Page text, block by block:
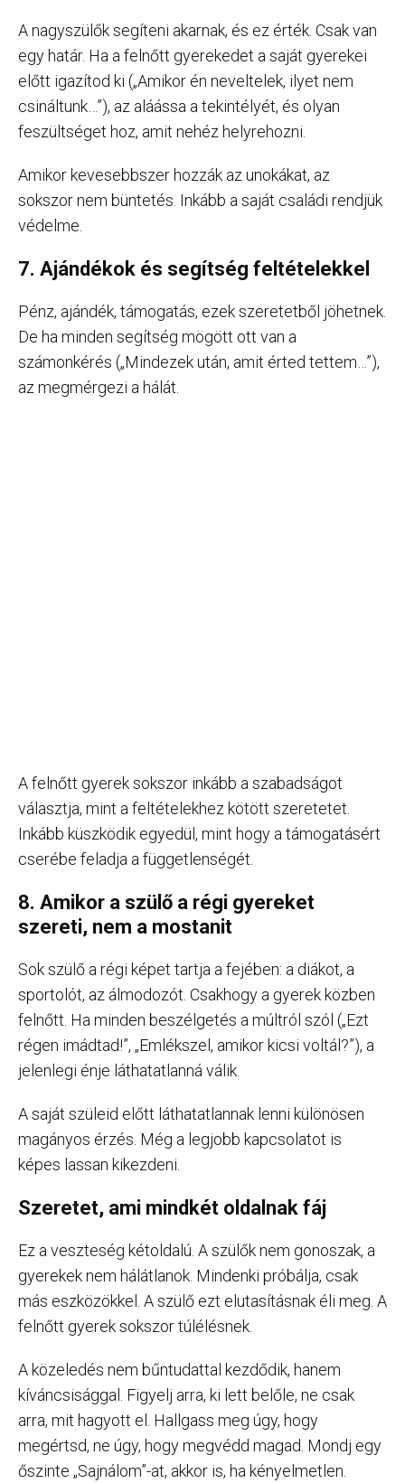
A nagyszülők segíteni akarnak, és ez érték. Csak van
egy határ. Ha a felnőtt gyerekedet a saját gyerekei
előtt igazítod ki („Amikor én neveltelek, ilyet nem
csináltunk…”), az aláássa a tekintélyét, és olyan
feszültséget hoz, amit nehéz helyrehozni.
Amikor kevesebbszer hozzák az unokákat, az
sokszor nem büntetés. Inkább a saját családi rendjük
védelme.
7. Ajándékok és segítség feltételekkel
Pénz, ajándék, támogatás, ezek szeretetből jöhetnek.
De ha minden segítség mögött ott van a
számonkérés („Mindezek után, amit érted tettem…”),
az megmérgezi a hálát.
A felnőtt gyerek sokszor inkább a szabadságot
választja, mint a feltételekhez kötött szeretetet.
Inkább küszködik egyedül, mint hogy a támogatásért
cserébe feladja a függetlenségét.
8. Amikor a szülő a régi gyereket
szereti, nem a mostanit
Sok szülő a régi képet tartja a fejében: a diákot, a
sportolót, az álmodozót. Csakhogy a gyerek közben
felnőtt. Ha minden beszélgetés a múltról szól („Ezt
régen imádtad!”, „Emlékszel, amikor kicsi voltál?”), a
jelenlegi énje láthatatlanná válik.
A saját szüleid előtt láthatatlannak lenni különösen
magányos érzés. Még a legjobb kapcsolatot is
képes lassan kikezdeni.
Szeretet, ami mindkét oldalnak fáj
Ez a veszteség kétoldalú. A szülők nem gonoszak, a
gyerekek nem hálátlanok. Mindenki próbálja, csak
más eszközökkel. A szülő ezt elutasításnak éli meg. A
felnőtt gyerek sokszor túlélésnek.
A közeledés nem bűntudattal kezdődik, hanem
kíváncsisággal. Figyelj arra, ki lett belőle, ne csak
arra, mit hagyott el. Hallgass meg úgy, hogy
megértsd, ne úgy, hogy megvédd magad. Mondj egy
őszinte „Sajnálom”-at, akkor is, ha kényelmetlen.